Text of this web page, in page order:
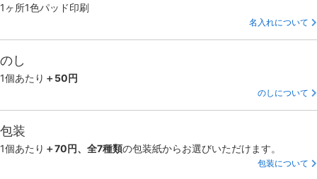
1ヶ所1色パッド印刷
名入れについて
のし
1個あたり ＋50円
のしについて
包装
1個あたり ＋70円、全7種類の包装紙からお選びいただけます。
包装について